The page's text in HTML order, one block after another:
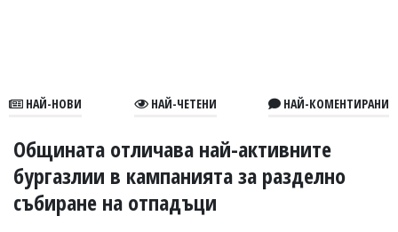
В
УКРАЙНА
СПОРТ
РАЗСЛЕДВАНЕ
НАЙ-НОВИ НАЙ-ЧЕТЕНИ НАЙ-КОМЕНТИРАНИ
Общината отличава най-активните
бургазлии в кампанията за разделно
събиране на отпадъци